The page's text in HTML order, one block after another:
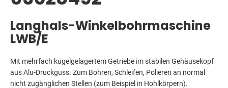
Langhals-Winkelbohrmaschine
LWB/E
Mit mehrfach kugelgelagertem Getriebe im stabilen Gehäusekopf
aus Alu-Druckguss. Zum Bohren, Schleifen, Polieren an normal
nicht zugänglichen Stellen (zum Beispiel in Hohlkörpern).